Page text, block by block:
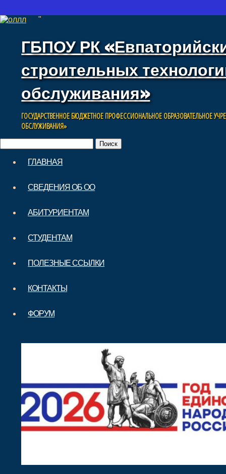
"
ГБПОУ РК
строительных
обслуживания»
ГОСУДАРСТВЕННОЕ БЮДЖЕТНОЕ ПРОФЕССИОНАЛЬНОЕ ОБРАЗОВАТЕЛЬНОЕ
ОБСЛУЖИВАНИЯ»
Main menuГЛАВНАЯ
СВЕДЕНИЯ ОБ ОО
АБИТУРИЕНТАМ
СТУДЕНТАМ
ПОЛЕЗНЫЕ ССЫЛКИ
КОНТАКТЫ
ФОРУМ